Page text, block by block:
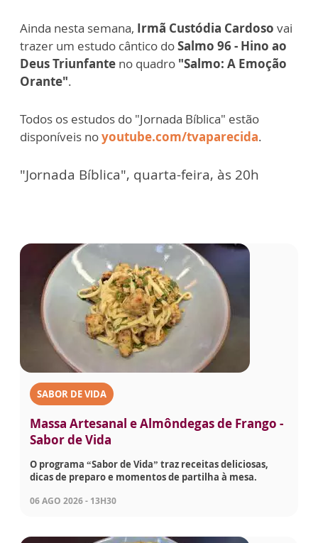
Ainda nesta semana, Irmã Custódia Cardoso vai
trazer um estudo cântico doSalmo 96 - Hino ao
Deus Triunfante no quadro "Salmo: A Emoção
Orante".
Todos os estudos do "Jornada Bíblica" estão
disponíveis noyoutube.com/tvaparecida.
"Jornada Bíblica", quarta-feira, às 20h
SABOR DE VIDA
Massa Artesanal e Almôndegas de Frango -
Sabor de Vida
O programa “Sabor de Vida” traz receitas deliciosas,
dicas de preparo e momentos de partilha à mesa.
06 AGO 2026 - 13H30